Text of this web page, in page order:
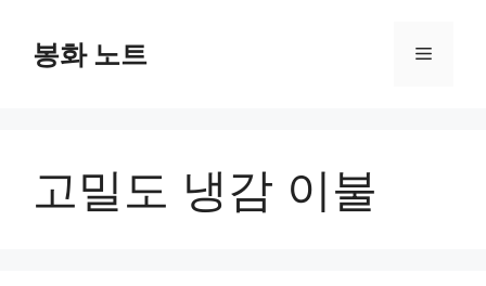
봉화 노트 메
고밀도 냉감 이불